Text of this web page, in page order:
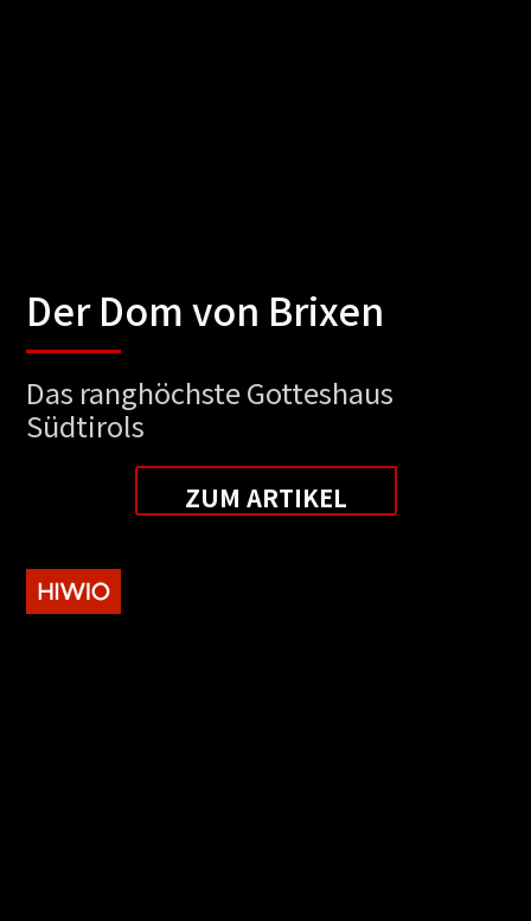
Der Dom von Brixen
Das ranghöchste Gotteshaus
Südtirols
ZUM ARTIKEL